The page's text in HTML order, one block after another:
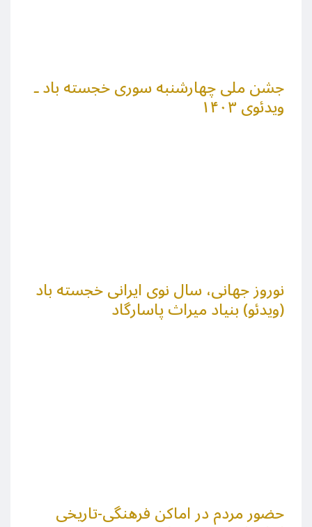
جشن ملی چهارشنبه سوری خجسته باد ـ
ویدئوی ۱۴۰۳
نوروز جهانی، سال نوی ایرانی خجسته باد
(ویدئو) بنیاد میراث پاسارگاد
حضور مردم در اماکن فرهنگی-تاریخی